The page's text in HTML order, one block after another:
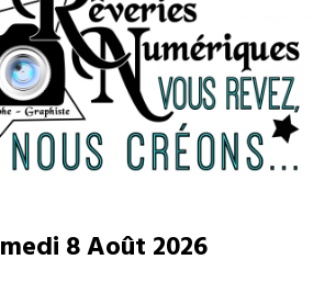
8 Août 2026